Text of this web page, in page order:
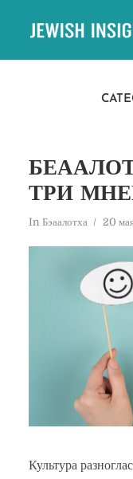
ТРИ
In Бэаалотха 20
Культура